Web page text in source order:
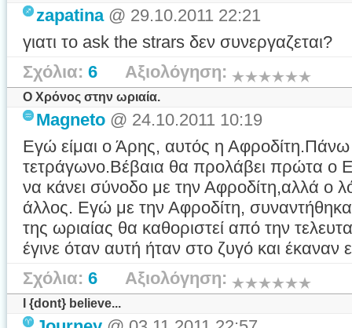
zapatina@ 29.10.2011 22:21
γιατι το ask the strars δεν συνεργαζεται?
Σχόλια: 6 Αξιολόγηση:
Ο Χρόνος στην ωριαία.
Magneto @ 24.10.2011 10:19
Εγώ είμαι ο Άρης, αυτός η
τετράγωνο.Βέβαια θα προλάβει πρώτα ο
να κάνει σύνοδο με την Αφροδίτη,αλλά ο
άλλος. Εγώ με την Αφροδίτη,
της ωριαίας θα καθοριστεί από την
έγινε όταν αυτή ήταν στο ζυγό και
Σχόλια: 6 Αξιολόγηση:
I {dont} believe...